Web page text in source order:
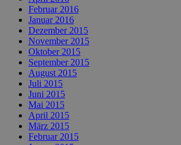
Februar 2016
Januar 2016
Dezember 2015
November 2015
Oktober 2015
September 2015
August 2015
Juli 2015
Juni 2015
Mai 2015
April 2015
März 2015
Februar 2015